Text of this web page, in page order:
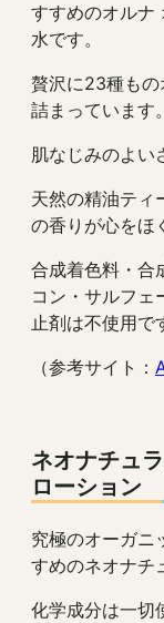
すすめのオルナ
水です。
贅沢に23種も
詰まっています。
肌なじみのよい
天然の精油ティ
の香りが心をほ
合成着色料・合
コン・サルフェ
止剤は不使用で
（参考サイト：
ネオナチュ
ローション
究極のオーガニ
すめのネオナチ
化学成分は一切